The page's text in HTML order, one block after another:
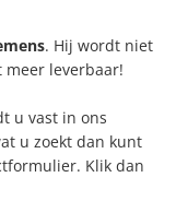
. Hij wordt niet
leverbaar!
u vast in ons
u zoekt dan kunt
Klik dan